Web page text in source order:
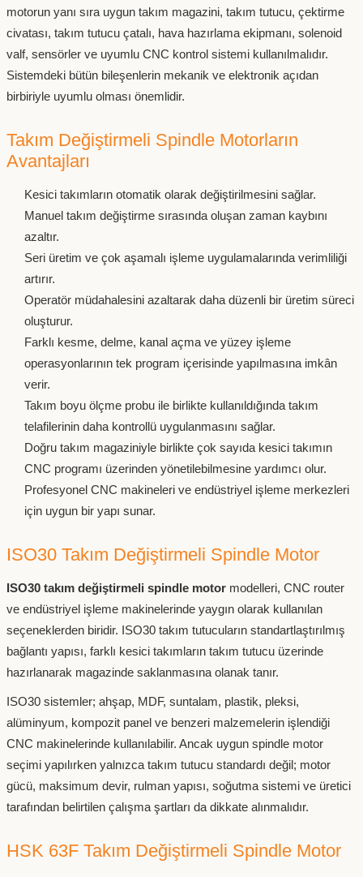
motorun yanı sıra uygun takım magazini, takım tutucu, çektirme
civatası, takım tutucu çatalı, hava hazırlama ekipmanı, solenoid
valf, sensörler ve uyumlu CNC kontrol sistemi kullanılmalıdır.
Sistemdeki bütün bileşenlerin mekanik ve elektronik açıdan
birbiriyle uyumlu olması önemlidir.
Takım Değiştirmeli Spindle Motorların
Avantajları
Kesici takımların otomatik olarak değiştirilmesini sağlar.
Manuel takım değiştirme sırasında oluşan zaman kaybını
azaltır.
Seri üretim ve çok aşamalı işleme uygulamalarında verimliliği
artırır.
Operatör müdahalesini azaltarak daha düzenli bir üretim süreci
oluşturur.
Farklı kesme, delme, kanal açma ve yüzey işleme
operasyonlarının tek program içerisinde yapılmasına imkân
verir.
Takım boyu ölçme probu ile birlikte kullanıldığında takım
telafilerinin daha kontrollü uygulanmasını sağlar.
Doğru takım magaziniyle birlikte çok sayıda kesici takımın
CNC programı üzerinden yönetilebilmesine yardımcı olur.
Profesyonel CNC makineleri ve endüstriyel işleme merkezleri
için uygun bir yapı sunar.
ISO30 Takım Değiştirmeli Spindle Motor
ISO30 takım değiştirmeli spindle motor modelleri, CNC router
ve endüstriyel işleme makinelerinde yaygın olarak kullanılan
seçeneklerden biridir. ISO30 takım tutucuların standartlaştırılmış
bağlantı yapısı, farklı kesici takımların takım tutucu üzerinde
hazırlanarak magazinde saklanmasına olanak tanır.
ISO30 sistemler; ahşap, MDF, suntalam, plastik, pleksi,
alüminyum, kompozit panel ve benzeri malzemelerin işlendiği
CNC makinelerinde kullanılabilir. Ancak uygun spindle motor
seçimi yapılırken yalnızca takım tutucu standardı değil; motor
gücü, maksimum devir, rulman yapısı, soğutma sistemi ve üretici
tarafından belirtilen çalışma şartları da dikkate alınmalıdır.
HSK 63F Takım Değiştirmeli Spindle Motor